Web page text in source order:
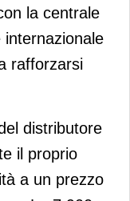
la centrale
rafforzarsi
distributore
il proprio
a un prezzo